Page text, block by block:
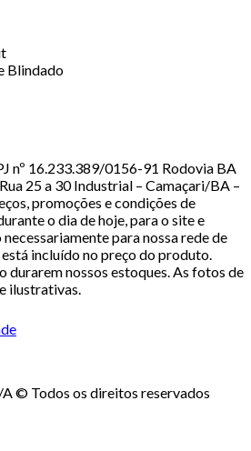
nº 16.233.389/0156-91 Rodovia BA
25 a 30 Industrial – Camaçari/BA –
promoções e condições de
o dia de hoje, para o site e
necessariamente para nossa rede de
incluído no preço do produto.
durarem nossos estoques. As fotos de
ilustrativas.
© Todos os direitos reservados